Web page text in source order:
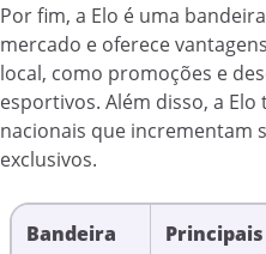
Por fim, a Elo é uma
mercado e oferece
local, como promoções e
esportivos. Além disso, a
nacionais que incrementam
exclusivos.
Bandeira